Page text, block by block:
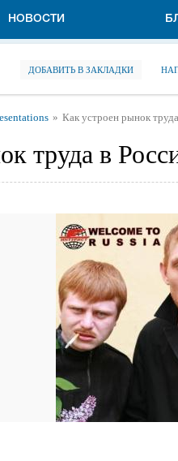
НОВОСТИ
ДОБАВИТЬ В ЗАКЛАДКИ
Как устроен рынок
труда в